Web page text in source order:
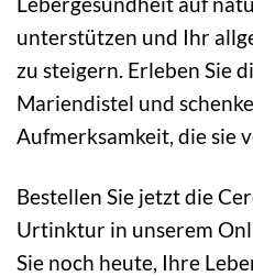
unterstützen und Ihr
zu steigern. Erleben Sie
Mariendistel und
Aufmerksamkeit, die sie
Bestellen Sie jetzt die
Urtinktur in unserem
Sie noch heute, Ihre